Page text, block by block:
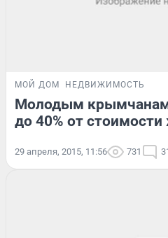
МОЙ ДОМ НЕДВИЖИМОСТЬ
Молодым
до 40% от
29 апреля, 2015, 11:56 731